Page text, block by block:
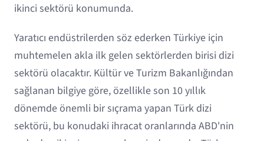
ikinci sektörü konumunda.
Yaratıcı endüstrilerden söz ederken Türkiye için
muhtemelen akla ilk gelen sektörlerden birisi dizi
sektörü olacaktır. Kültür ve Turizm Bakanlığından
sağlanan bilgiye göre, özellikle son 10 yıllık
dönemde önemli bir sıçrama yapan Türk dizi
sektörü, bu konudaki ihracat oranlarında ABD'nin